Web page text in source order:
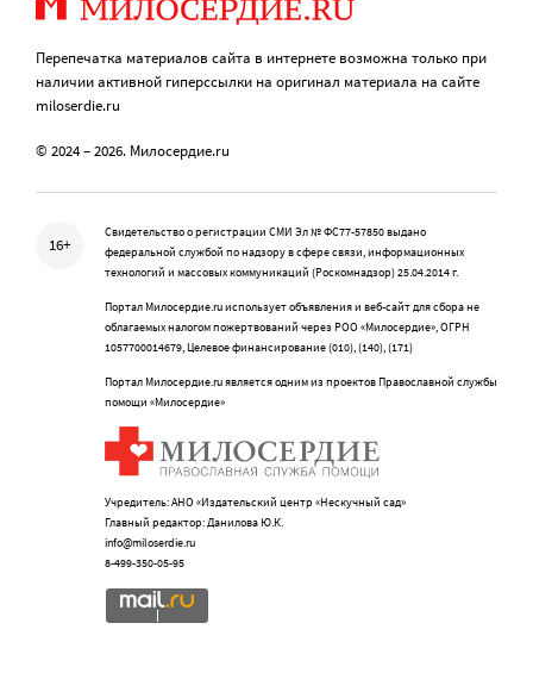
Перепечатка материалов сайта в интернете возможна только при
наличии активной гиперссылки на оригинал материала на сайте
miloserdie.ru
© 2024 – 2026. Милосердие.ru
16+
Свидетельство о регистрации СМИ Эл № ФС77-57850 выдано
федеральной службой по надзору в сфере связи, информационных
технологий и массовых коммуникаций (Роскомнадзор) 25.04.2014 г.
Портал Милосердие.ru использует объявления и веб-сайт для сбора не
облагаемых налогом пожертвований через РОО «Милосердие», ОГРН
1057700014679, Целевое финансирование (010), (140), (171)
Портал Милосердие.ru является одним из проектов Православной службы
помощи «Милосердие»
Учредитель: АНО «Издательский центр «Нескучный сад»
Главный редактор: Данилова Ю.К.
info@miloserdie.ru
8-499-350-05-95